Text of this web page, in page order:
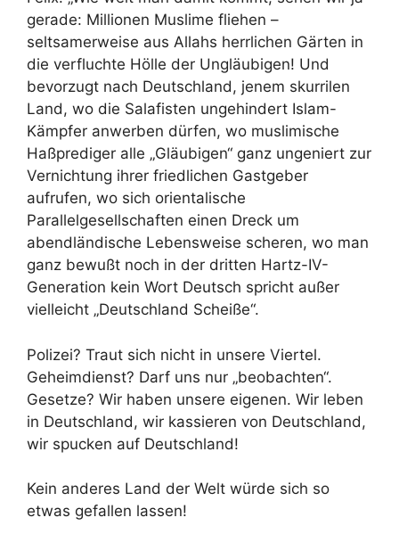
gerade: Millionen Muslime fliehen –
seltsamerweise aus Allahs herrlichen Gärten in
die verfluchte Hölle der Ungläubigen! Und
bevorzugt nach Deutschland, jenem skurrilen
Land, wo die Salafisten ungehindert Islam-
Kämpfer anwerben dürfen, wo muslimische
Haßprediger alle „Gläubigen“ ganz ungeniert zur
Vernichtung ihrer friedlichen Gastgeber
aufrufen, wo sich orientalische
Parallelgesellschaften einen Dreck um
abendländische Lebensweise scheren, wo man
ganz bewußt noch in der dritten Hartz-IV-
Generation kein Wort Deutsch spricht außer
vielleicht „Deutschland Scheiße“.
Polizei? Traut sich nicht in unsere Viertel.
Geheimdienst? Darf uns nur „beobachten“.
Gesetze? Wir haben unsere eigenen. Wir leben
in Deutschland, wir kassieren von Deutschland,
wir spucken auf Deutschland!
Kein anderes Land der Welt würde sich so
etwas gefallen lassen!